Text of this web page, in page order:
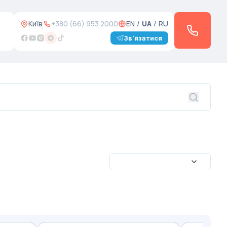
Київ +380 (66) 953 2000 EN / UA / RU
Зв'язатися